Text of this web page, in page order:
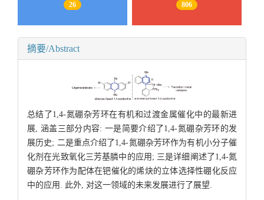
26 806
摘要/Abstract
总结了1,4-氮硼杂芳环在有机和过渡金属催化中的最新进
展, 涵盖三部分内容: 一是简要介绍了1,4-氮硼杂芳环的发
展历史; 二是重点介绍了1,4-氮硼杂芳环作为有机小分子催
化剂在光致氧化三芳基膦中的应用; 三是详细阐述了1,4-氮
硼杂芳环作为配体在钯催化的烯炔的立体选择性硼化反应
中的应用. 此外, 对这一领域的未来发展进行了展望.